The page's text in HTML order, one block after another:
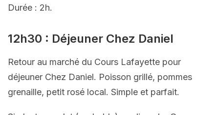
Durée : 2h.
12h30 : Déjeuner Chez Daniel
Retour au marché du Cours Lafayette pour
déjeuner Chez Daniel. Poisson grillé, pommes
grenaille, petit rosé local. Simple et parfait.